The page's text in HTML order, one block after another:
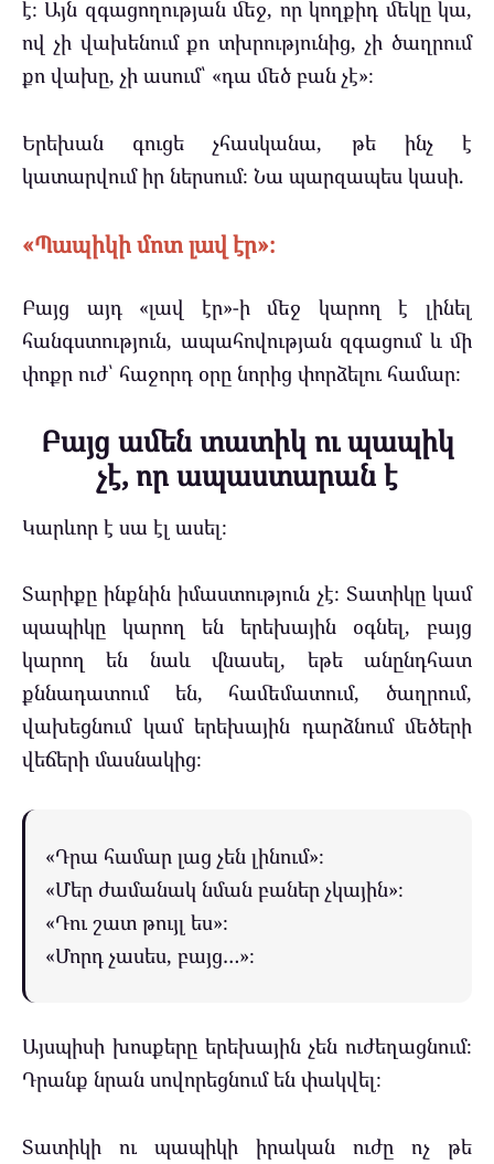
է։ Այն զգացողության մեջ, որ կողքիդ մեկը կա,
ով չի վախենում քո տխրությունից, չի ծաղրում
քո վախը, չի ասում՝ «դա մեծ բան չէ»։
Երեխան գուցե չհասկանա, թե ինչ է
կատարվում իր ներսում։ Նա պարզապես կասի.
«Պապիկի մոտ լավ էր»։
Բայց այդ «լավ էր»-ի մեջ կարող է լինել
հանգստություն, ապահովության զգացում և մի
փոքր ուժ՝ հաջորդ օրը նորից փորձելու համար։
Բայց ամեն տատիկ ու պապիկ
չէ, որ ապաստարան է
Կարևոր է սա էլ ասել։
Տարիքը ինքնին իմաստություն չէ։ Տատիկը կամ
պապիկը կարող են երեխային օգնել, բայց
կարող են նաև վնասել, եթե անընդհատ
քննադատում են, համեմատում, ծաղրում,
վախեցնում կամ երեխային դարձնում մեծերի
վեճերի մասնակից։
«Դրա համար լաց չեն լինում»։
«Մեր ժամանակ նման բաներ չկային»։
«Դու շատ թույլ ես»։
«Մորդ չասես, բայց…»։
Այսպիսի խոսքերը երեխային չեն ուժեղացնում։
Դրանք նրան սովորեցնում են փակվել։
Տատիկի ու պապիկի իրական ուժը ոչ թե